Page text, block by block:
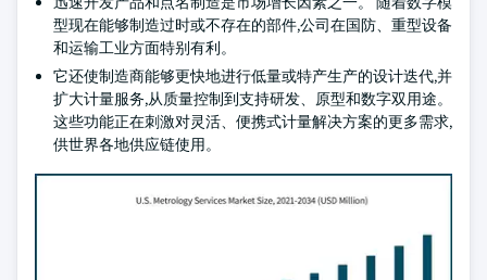
型现在能够制造过时或不存在的部件,公司在国防、重型设备
和运输工业方面特别有利。
它还使制造商能够更快地进行低量或特产生产的设计迭代,并
扩大计量服务,从质量控制到支持研发、原型和数字双用途。
这些功能正在刺激对灵活、便携式计量解决方案的更多需求,
供世界各地供应链使用。